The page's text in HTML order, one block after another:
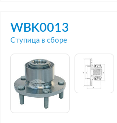
WBK0013
Ступица в сборе